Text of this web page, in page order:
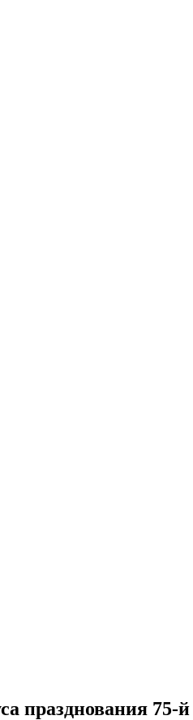
празднования